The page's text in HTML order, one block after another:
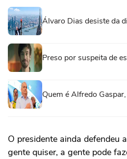
Álvaro Dias desiste da
Preso por suspeita de
Quem é Alfredo
O presidente ainda defendeu
gente quiser, a gente pode